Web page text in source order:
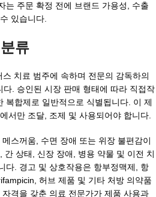
는 주문 확정 전에 브랜드 가용성, 수출
있습니다.
류
치료 범주에 속하며 전문의 감독하의
. 승인된 시장 판매 형태에 따라 직접작
복합제로 일반적으로 식별됩니다. 이 제
서만 조달, 조제 및 사용되어야 합니다.
스꺼움, 수면 장애 또는 위장 불편감이
간 상태, 신장 장애, 병용 약물 및 이전 치
다. 경고 및 상호작용은 항부정맥제, 항
허브 제품 및 기타 처방 의약품
격을 갖춘 의료 전문가가 제품 사용과